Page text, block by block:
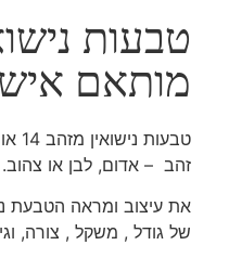
טבעות
מותאם
זהב – אדום, לבן או צהוב.
את עיצוב ומראה הטבעת
של גודל , משקל , צורה,